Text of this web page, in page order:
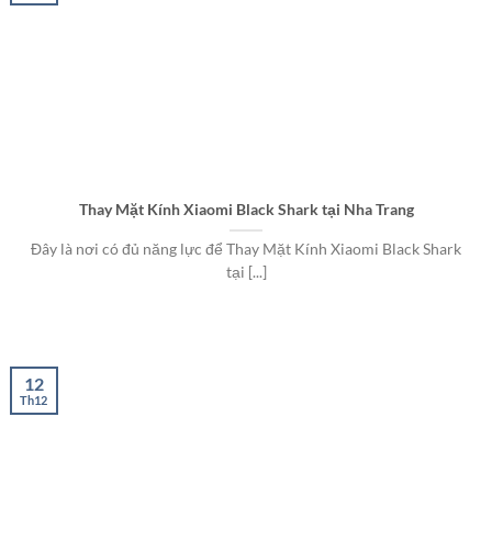
Thay Mặt Kính Xiaomi Black Shark tại Nha Trang
Đây là nơi có đủ năng lực để Thay Mặt Kính Xiaomi Black Shark
tại [...]
12
Th12